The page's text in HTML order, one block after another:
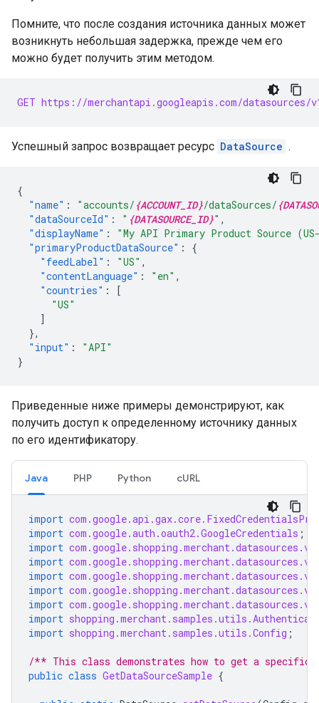
Помните, что после создания источника данных может
возникнуть небольшая задержка, прежде чем его
можно будет получить этим методом.
GET https://merchantapi.googleapis.com/datasources/
Успешный запрос возвращает ресурс DataSource .
{
"name" : "accounts/ {ACCOUNT_ID}/dataSources/
"dataSourceId" : " {DATASOURCE_ID}" ,
"displayName" :
"My API Primary Product Source
"primaryProductDataSource" :
{
"feedLabel" : "US" ,
"contentLanguage" : "en" ,
"countries" :
[
"US"
]
},
"input" :
"API"
}
Приведенные ниже примеры демонстрируют, как
получить доступ к определенному источнику данных
по его идентификатору.
Java PHP Python cURL
import
import com.google.auth.oauth2.GoogleCredentials ;
import
import
import
import
import
import
import shopping.merchant.samples.utils.Config ;
/** This class demonstrates how to get a specific
public class GetDataSourceSample {